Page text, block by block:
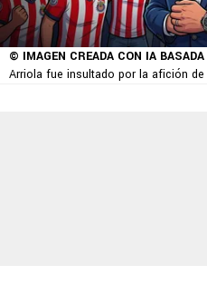
© IMAGEN CREADA CON IA
Arriola fue insultado por la afición de